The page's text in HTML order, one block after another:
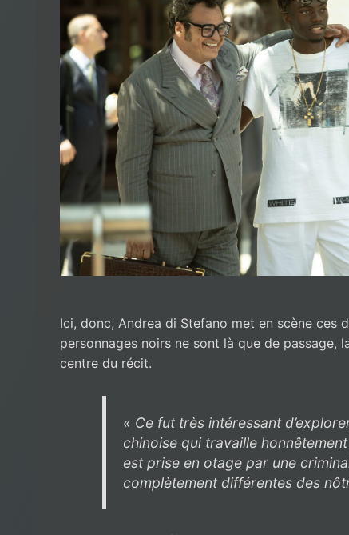
Ici, donc, Andrea di Stefano met en scène ces
personnages noirs ne sont là que de passage,
centre du récit.
« Ce fut très intéressant
chinoise qui travaille
est prise en otage par une
complètement différentes des